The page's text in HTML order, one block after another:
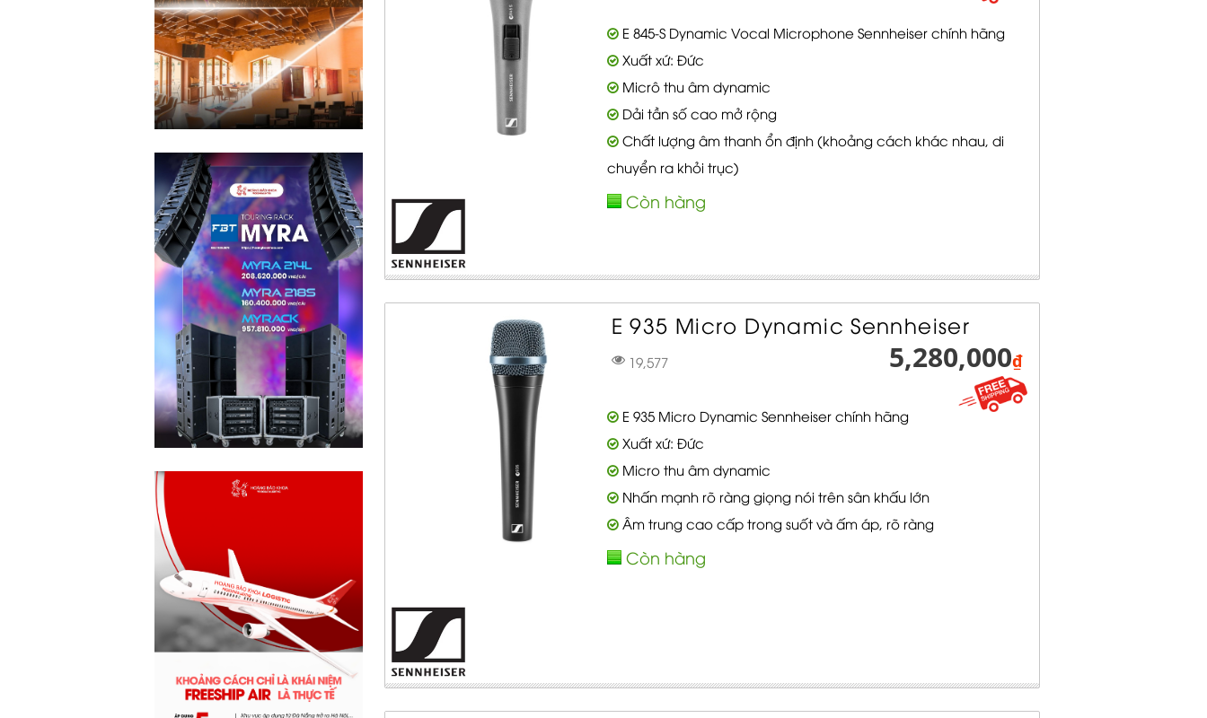
E 845-S Dynamic Vocal Microphone Sennheiser chính hãng
Xuất xứ: Đức
Micrô thu âm dynamic
Dải tần số cao mở rộng
Chất lượng âm thanh ổn định (khoảng cách khác nhau, di
chuyển ra khỏi trục)
Còn hàng
E 935 Micro Dynamic Sennheiser
19,577 5,280,000₫
E 935 Micro Dynamic Sennheiser chính hãng
Xuất xứ: Đức
Micro thu âm dynamic
Nhấn mạnh rõ ràng giọng nói trên sân khấu lớn
Âm trung cao cấp trong suốt và ấm áp, rõ ràng
Còn hàng